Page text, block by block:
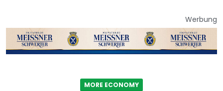
Werbung
MORE ECONOMY